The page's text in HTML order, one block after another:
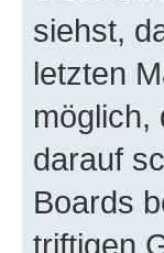
siehst,
letzten
möglich,
darauf
Boards
triftigen